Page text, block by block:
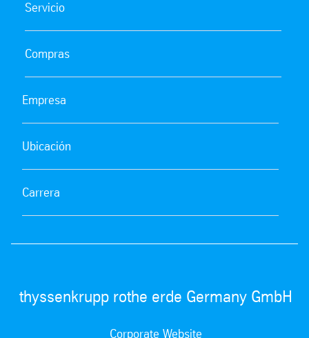
Servicio
Compras
Empresa
Ubicación
Carrera
thyssenkrupp rothe erde Germany GmbH
Corporate Website